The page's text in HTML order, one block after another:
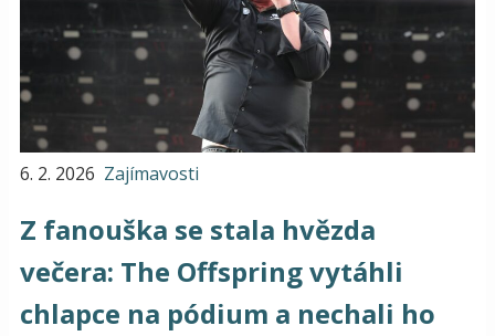
6. 2. 2026 Zajímavosti
Z fanouška se stala hvězda
večera: The Offspring vytáhli
chlapce na pódium a nechali ho